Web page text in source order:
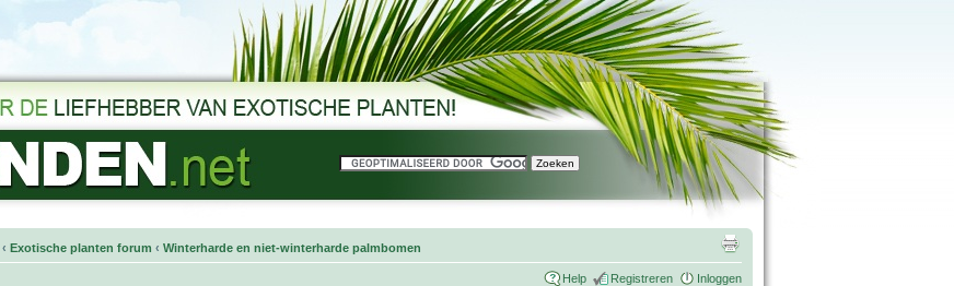
‹ Exotische planten forum ‹ Winterharde en niet-winterharde palmbomen
Help Registreren Inloggen